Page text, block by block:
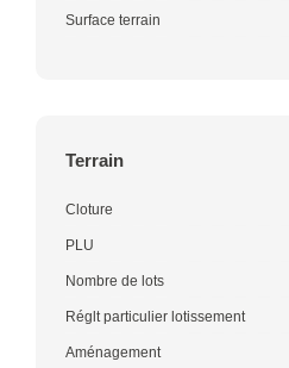
Surface terrain
Terrain
Cloture
PLU
Nombre de lots
Réglt particulier lotissement
Aménagement